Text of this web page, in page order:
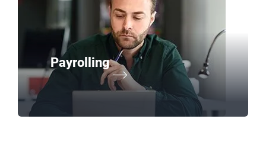
Payrolling